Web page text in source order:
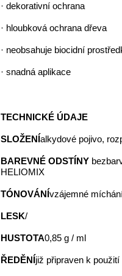
· dekorativní ochrana
· hloubková ochrana dřeva
· neobsahuje biocidní
· snadná aplikace
TECHNICKÉ ÚDAJE
SLOŽENÍalkydové pojivo,
BAREVNÉ ODSTÍNY
HELIOMIX
TÓNOVÁNÍvzájemné
LESK/
HUSTOTA0,85 g / ml
ŘEDĚNÍjiž připraven k použití